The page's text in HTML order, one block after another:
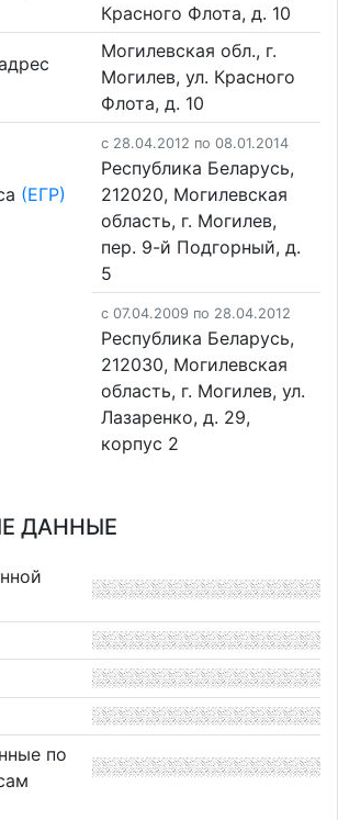
Красного Флота, д. 10
Могилевская обл., г.
Могилев, ул. Красного
Флота, д. 10
(ЕГР)
c 28.04.2012 по 08.01.2014
Республика Беларусь,
212020, Могилевская
область, г. Могилев,
пер. 9-й Подгорный, д.
5
c 07.04.2009 по 28.04.2012
Республика Беларусь,
212030, Могилевская
область, г. Могилев, ул.
Лазаренко, д. 29,
корпус 2
ДАННЫЕ
по